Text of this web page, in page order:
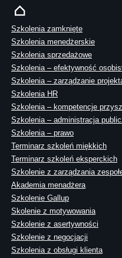
Szkolenia zamknięte
Szkolenia menedżerskie
Szkolenia sprzedażowe
Szkolenia – efektywność
Szkolenia – zarządzanie
Szkolenia HR
Szkolenia – kompetencje
Szkolenia – administracja
Szkolenia – prawo
Terminarz szkoleń miękkich
Terminarz szkoleń eksperckich
Szkolenie z zarządzania
Akademia menadżera
Szkolenie Gallup
Skolenie z motywowania
Szkolenie z asertywności
Szkolenie z negocjacji
Szkolenia z obsługi klienta